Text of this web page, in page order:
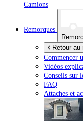
Camions
Remorques
Retour au
Commencer
Vidéos
Conseils sur
FAQ
Attaches et